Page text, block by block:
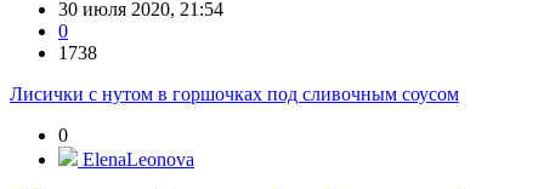
30 июля 2020, 21:54
0
1738
Лисички с нутом в горшочках под сливочным соусом
0
ElenaLeonova